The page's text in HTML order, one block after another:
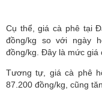
Cụ thể, giá cà phê tại
đồng/kg so với ngày
đồng/kg. Đây là mức giá
Tương tự, giá cà phê
87.200 đồng/kg, cũng